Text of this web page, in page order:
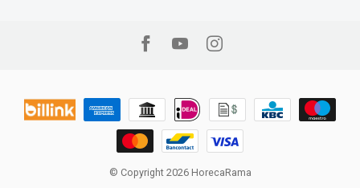
© Copyright 2026 HorecaRama